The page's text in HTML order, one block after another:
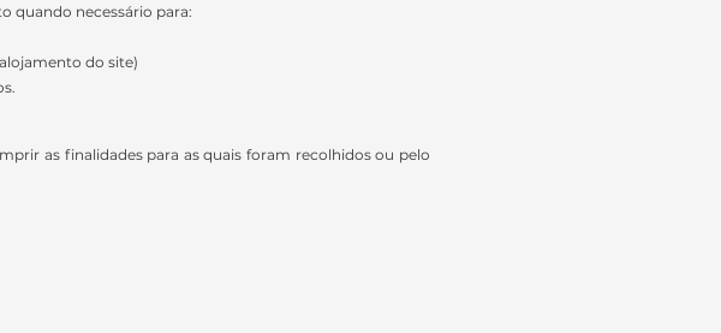
quando necessário para:
do site)
as finalidades para as quais foram recolhidos ou pelo